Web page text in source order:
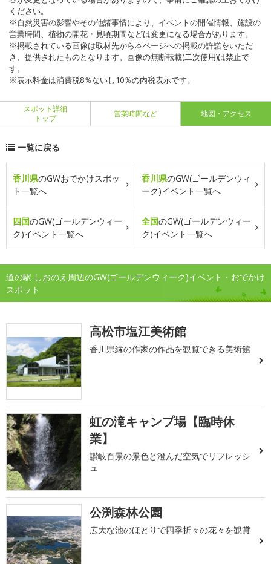
ください。
※自然災害の影響やその他諸事情により、イベントの開催情報、施設の
営業時間、植物の開花・見頃期間などは変更になる場合があります。
※掲載されている画像は取材先から本ページへの掲載の許諾をいただ
き、提供されたものとなります。画像の無断転載(二次使用)は禁止で
す。
※表示料金は消費税8％ないし10％の内税表示です。
スポット詳細
トップ
営業時間など 地図・アクセス
一覧に戻る
香川県のGWおでかけスポッ
ト一覧へ
香川県のGW(ゴールデンウィ
ーク)イベント一覧へ
四国のGW(ゴールデンウィー
ク)イベント一覧へ
全国のGW(ゴールデンウィー
ク)イベント一覧へ
道の駅 しおのえ周辺のGW(ゴールデンウィーク)イベント・おでかけ
スポット
高松市塩江美術館
香川県縁の作家の作品を観覧できる美術館
虹の滝キャンプ場【臨時休
業】
讃岐百景の景色と澄んだ空気でリフレッシ
ュ
公渕森林公園
広大な池のほとりで四季折々の花々を観賞